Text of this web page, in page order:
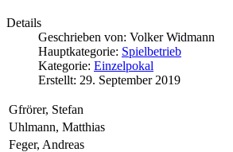
Details
Geschrieben von: Volker Widmann
Hauptkategorie: Spielbetrieb
Kategorie: Einzelpokal
Erstellt: 29. September 2019
Gfrörer, Stefan
Uhlmann, Matthias
Feger, Andreas